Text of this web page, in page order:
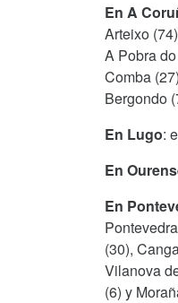
En A
Arteixo
A Pobra
Comba
Bergondo
En Lugo:
En
En
(30),
Vilanova
(6) y